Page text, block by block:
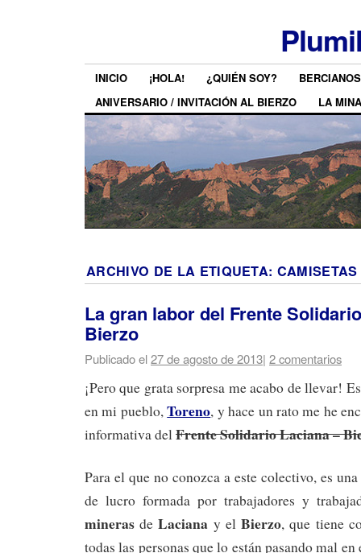
INICIO ¡HOLA! ¿QUIÉN SOY?
ANIVERSARIO / INVITACIÓN AL BIERZO
LA MINA
ARCHIVO DE LA ETIQUETA:
La gran labor del Frente
Bierzo
Publicado el27 de agosto de 2013| 2 comentarios
¡Pero que grata sorpresa me acabo de llevar!
en mi pueblo,Toreno, y hace un rato me he
informativa delFrente Solidario Laciana –
Para el que no conozca a este colectivo, es
de lucro formada por trabajadores y
mineras deLaciana y elBierzo, que tiene
todas las personas que lo están pasando mal